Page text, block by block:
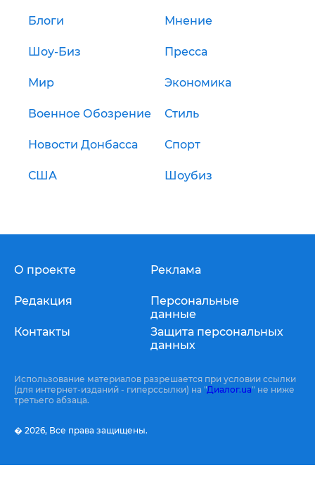
Блоги Мнение
Шоу-Биз Пресса
Мир Экономика
Военное Обозрение Стиль
Новости Донбасса Спорт
США Шоубиз
О проекте
Редакция
Контакты
Реклама
Персональные
данные
Защита персональных
данных
Использование материалов разрешается при условии ссылки
(для интернет-изданий - гиперссылки) на "Диалог.ua" не ниже
третьего абзаца.
� 2026, Все права защищены.